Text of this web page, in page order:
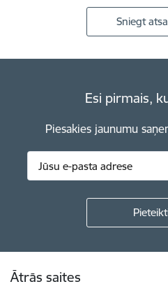
Sniegt
Esi pirmais,
Piesakies jaunumu
Ātrās saites